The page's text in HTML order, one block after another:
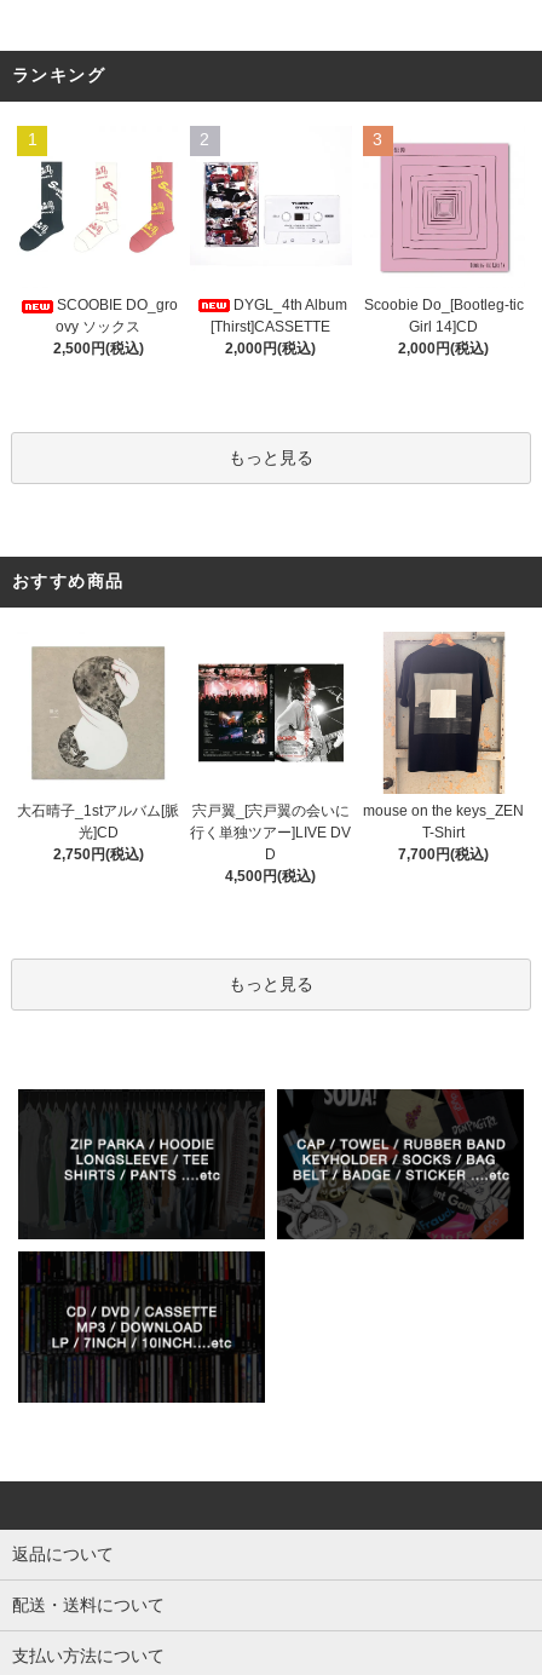
ランキング
1
SCOOBIE DO_gro
ovy ソックス
2,500円(税込)
2
DYGL_4th Album
[Thirst]CASSETTE
2,000円(税込)
3
Scoobie Do_[Bootleg-tic
Girl 14]CD
2,000円(税込)
もっと見る
おすすめ商品
大石晴子_1stアルバム[脈
光]CD
2,750円(税込)
宍戸翼_[宍戸翼の会いに
行く単独ツアー]LIVE DV
D
4,500円(税込)
mouse on the keys_ZEN
T-Shirt
7,700円(税込)
もっと見る
返品について
配送・送料について
支払い方法について